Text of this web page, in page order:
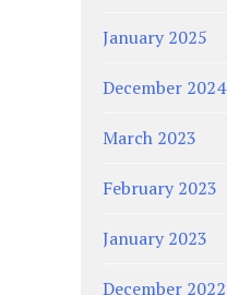
January 2025
December 2024
March 2023
February 2023
January 2023
December 2022